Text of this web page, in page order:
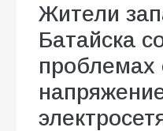
Жители
Батайска
проблемах